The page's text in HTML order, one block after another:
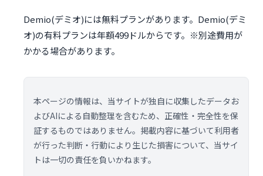
Demio(デミオ)には無料プランがあります。Demio(デミ
オ)の有料プランは年額499ドルからです。※別途費用が
かかる場合があります。
本ページの情報は、当サイトが独自に収集したデータお
よびAIによる自動整理を含むため、正確性・完全性を保
証するものではありません。掲載内容に基づいて利用者
が行った判断・行動により生じた損害について、当サイ
トは一切の責任を負いかねます。